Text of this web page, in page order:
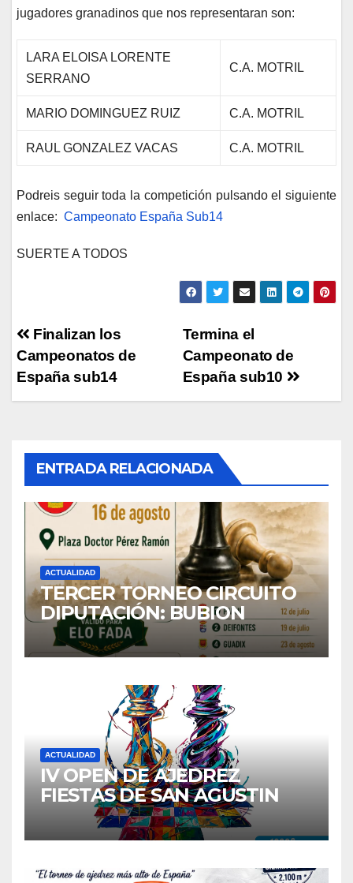
jugadores granadinos que nos representaran son:
LARA ELOISA LORENTE
SERRANO
C.A. MOTRIL
MARIO DOMINGUEZ RUIZ C.A. MOTRIL
RAUL GONZALEZ VACAS C.A. MOTRIL
Podreis seguir toda la competición pulsando el siguiente
enlace: Campeonato España Sub14
SUERTE A TODOS
Navegación
de
entradas
Termina el
Campeonato de
España sub10
Finalizan los
Campeonatos de
España sub14
ENTRADA RELACIONADA
ACTUALIDAD
TERCER TORNEO CIRCUITO
DIPUTACIÓN: BUBION
ACTUALIDAD
IV OPEN DE AJEDREZ
FIESTAS DE SAN AGUSTIN